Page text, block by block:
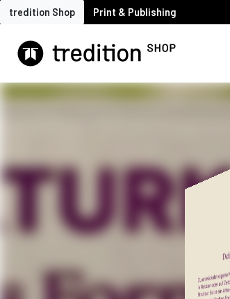
tredition Shop Print & Publishing